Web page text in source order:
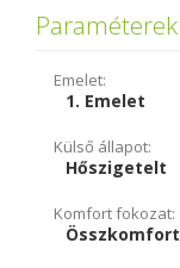
Paraméterek
Emelet:
1. Emelet
Külső állapot:
Hőszigetelt
Komfort fokozat:
Összkomfort